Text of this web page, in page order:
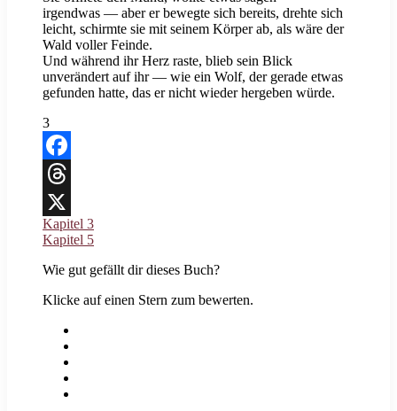
irgendwas — aber er bewegte sich bereits, drehte sich
leicht, schirmte sie mit seinem Körper ab, als wäre der
Wald voller Feinde.
Und während ihr Herz raste, blieb sein Blick
unverändert auf ihr — wie ein Wolf, der gerade etwas
gefunden hatte, das er nicht wieder hergeben würde.
3
Facebook
Threads
X
Kapitel 3
Kapitel 5
Wie gut gefällt dir dieses Buch?
Klicke auf einen Stern zum bewerten.